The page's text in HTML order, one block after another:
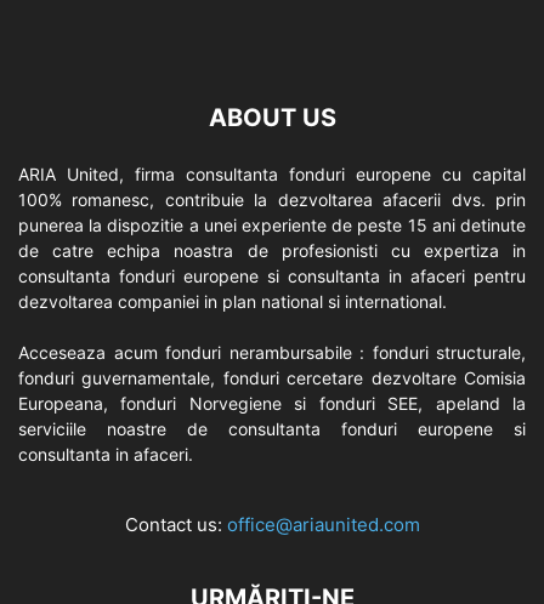
ABOUT US
ARIA United, firma consultanta fonduri europene cu capital
100% romanesc, contribuie la dezvoltarea afacerii dvs. prin
punerea la dispozitie a unei experiente de peste 15 ani detinute
de catre echipa noastra de profesionisti cu expertiza in
consultanta fonduri europene si consultanta in afaceri pentru
dezvoltarea companiei in plan national si international.
Acceseaza acum fonduri nerambursabile : fonduri structurale,
fonduri guvernamentale, fonduri cercetare dezvoltare Comisia
Europeana, fonduri Norvegiene si fonduri SEE, apeland la
serviciile noastre de consultanta fonduri europene si
consultanta in afaceri.
Contact us: office@ariaunited.com
URMĂRIȚI-NE